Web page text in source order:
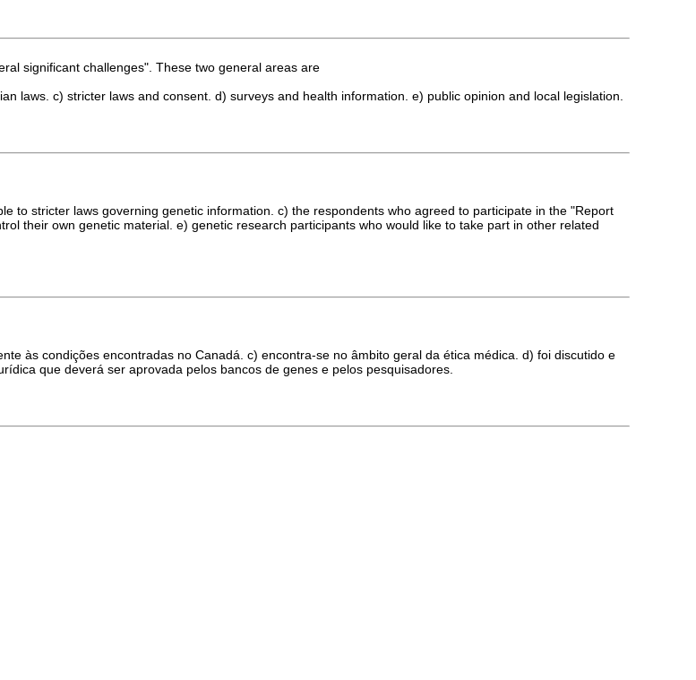
significant challenges". These two general areas are
laws. c) stricter laws and consent. d) surveys and health information. e) public opinion and local legislation.
to stricter laws governing genetic information. c) the respondents who agreed to participate in the "Report
their own genetic material. e) genetic research participants who would like to take part in other related
às condições encontradas no Canadá. c) encontra-se no âmbito geral da ética médica. d) foi discutido e
que deverá ser aprovada pelos bancos de genes e pelos pesquisadores.